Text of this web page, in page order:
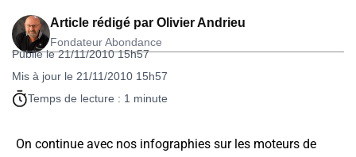
Article rédigé par Olivier Andrieu
Fondateur Abondance
Publié le 21/11/2010 15h57
Mis à jour le 21/11/2010 15h57
Temps de lecture : 1 minute
On continue avec nos infographies sur les moteurs de